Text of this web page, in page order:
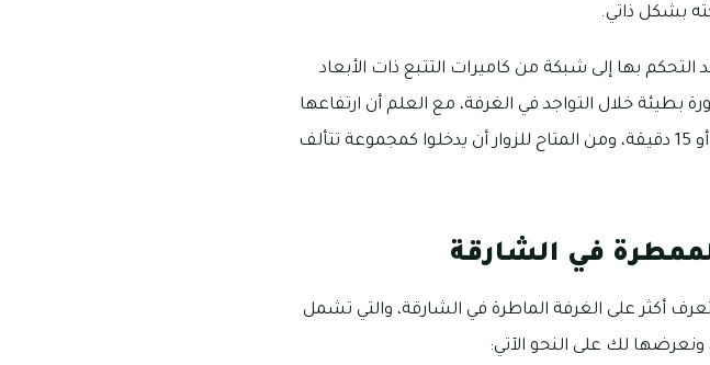
بها إلى شبكة من كاميرات التتبع ذات الأبعاد
بطيئة خلال التواجد في الغرفة، مع العلم أن ارتفاعها
عالي، ويصل وقت الجولة التي يتم حجزها بها للزائر إلى ربع ساعة أو 15 دقيقة، ومن المتاح للزوار أن يدخلوا كمجموعة تتألف
في الشارقة
أكثر على الغرفة الماطرة في الشارقة، والتي تشمل
ونعرضها لك على النحو الآتي: